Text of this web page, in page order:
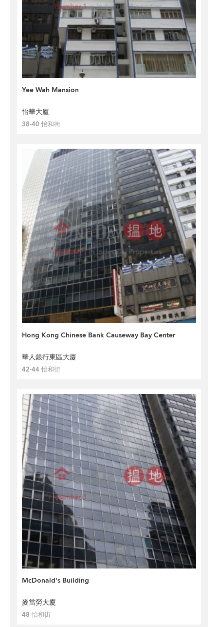
Yee Wah Mansion
怡華大廈
38-40 怡和街
Hong Kong Chinese Bank Causeway Bay Center
華人銀行東區大廈
42-44 怡和街
McDonald's Building
麥當勞大廈
48 怡和街